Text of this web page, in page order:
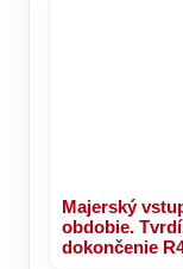
Majerský
obdobie.
dokončenie